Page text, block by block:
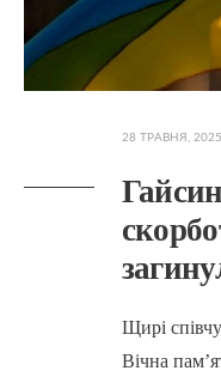
28 ТРАВНЯ, 2025
Щирі
Вічна